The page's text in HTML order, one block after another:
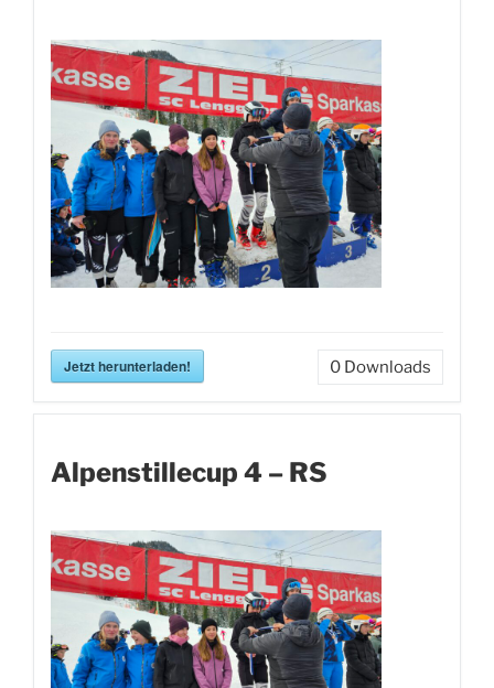
Jetzt herunterladen! 0 Downloads
Alpenstillecup 4 – RS